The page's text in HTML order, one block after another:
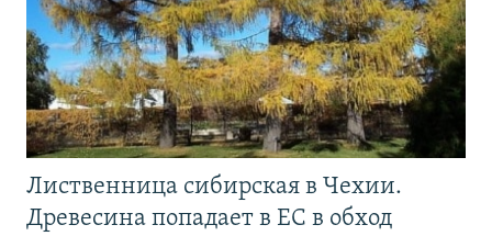
Лиственница сибирская в Чехии.
Древесина попадает в ЕС в обход